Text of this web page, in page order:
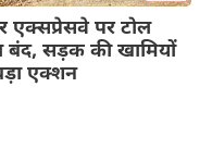
पर टोल
बंद, सड़क की खामियों
एक्शन